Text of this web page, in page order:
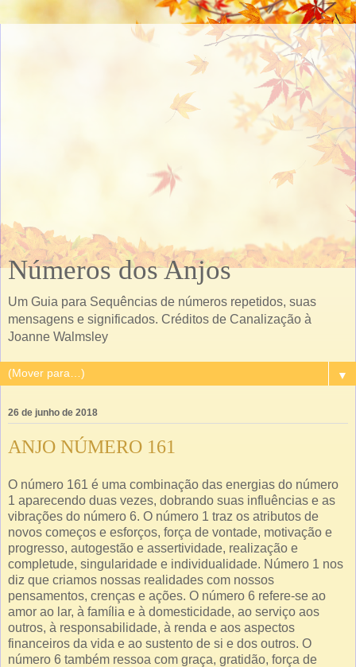
Números dos Anjos
Um Guia para Sequências de números repetidos, suas
mensagens e significados. Créditos de Canalização à
Joanne Walmsley
▼
26 de junho de 2018
ANJO NÚMERO 161
O número 161 é uma combinação das energias do número
1 aparecendo duas vezes, dobrando suas influências e as
vibrações do número 6. O número 1 traz os atributos de
novos começos e esforços, força de vontade, motivação e
progresso, autogestão e assertividade, realização e
completude, singularidade e individualidade. Número 1 nos
diz que criamos nossas realidades com nossos
pensamentos, crenças e ações. O número 6 refere-se ao
amor ao lar, à família e à domesticidade, ao serviço aos
outros, à responsabilidade, à renda e aos aspectos
financeiros da vida e ao sustento de si e dos outros. O
número 6 também ressoa com graça, gratidão, força de